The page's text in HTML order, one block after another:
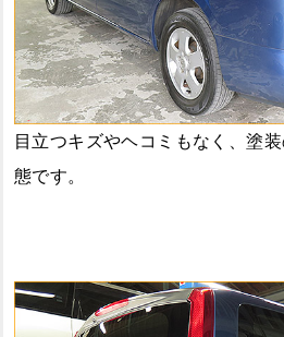
目立つキズやヘコミもなく、塗
態です。